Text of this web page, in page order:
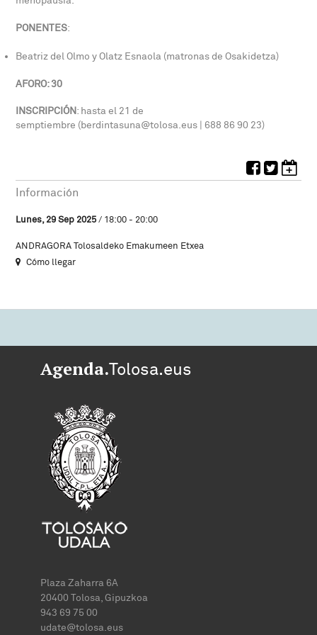
PONENTES:
Beatriz del Olmo y Olatz Esnaola (matronas de Osakidetza)
AFORO: 30
INSCRIPCIÓN: hasta el 21 de
semptiembre (berdintasuna@tolosa.eus | 688 86 90 23)
Información
Lunes, 29 Sep 2025/ 18:00 - 20:00
ANDRAGORA Tolosaldeko Emakumeen Etxea
Cómo llegar
Agenda.Tolosa.eus
Plaza Zaharra 6A
20400 Tolosa, Gipuzkoa
943 69 75 00
udate@tolosa.eus